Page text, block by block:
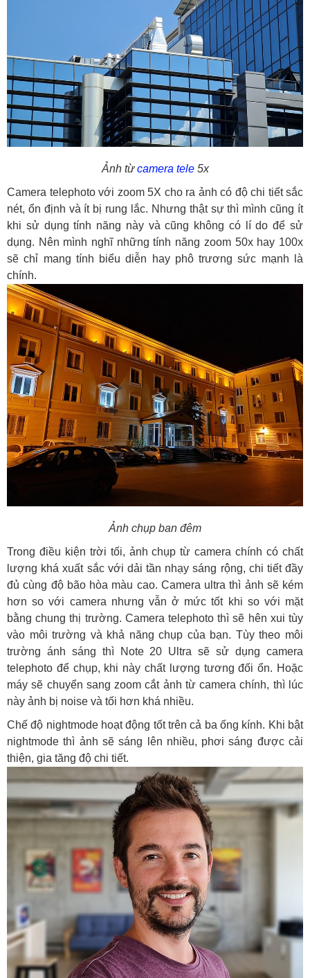
Ảnh từcamera tele5x
Camera telephoto với zoom 5X cho ra ảnh có độ chi tiết sắc
nét, ổn định và ít bị rung lắc. Nhưng thật sự thì mình cũng ít
khi sử dụng tính năng này và cũng không có lí do để sử
dụng. Nên mình nghĩ những tính năng zoom 50x hay 100x
sẽ chỉ mang tính biểu diễn hay phô trương sức mạnh là
chính.
Ảnh chụp ban đêm
Trong điều kiện trời tối, ảnh chụp từ camera chính có chất
lượng khá xuất sắc với dải tần nhạy sáng rộng, chi tiết đầy
đủ cùng độ bão hòa màu cao. Camera ultra thì ảnh sẽ kém
hơn so với camera nhưng vẫn ở mức tốt khi so với mặt
bằng chung thị trường. Camera telephoto thì sẽ hên xui tùy
vào môi trường và khả năng chụp của bạn. Tùy theo môi
trường ánh sáng thì Note 20 Ultra sẽ sử dụng camera
telephoto để chụp, khi này chất lượng tương đối ổn. Hoặc
máy sẽ chuyển sang zoom cắt ảnh từ camera chính, thì lúc
này ảnh bị noise và tối hơn khá nhiều.
Chế độ nightmode hoạt động tốt trên cả ba ống kính. Khi bật
nightmode thì ảnh sẽ sáng lên nhiều, phơi sáng được cải
thiện, gia tăng độ chi tiết.